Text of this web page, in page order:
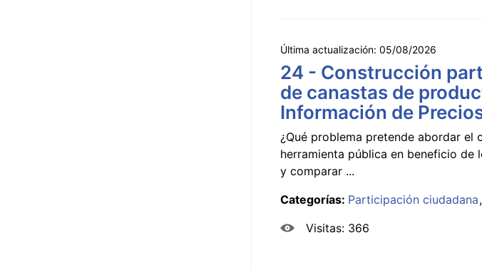
Última actualización: 05/08/2026
24 - Construcción
de canastas de
Información de
¿Qué problema pretende abordar el
herramienta pública en beneficio de
y comparar ...
Categorías: Participación ciudadana
Visitas: 366